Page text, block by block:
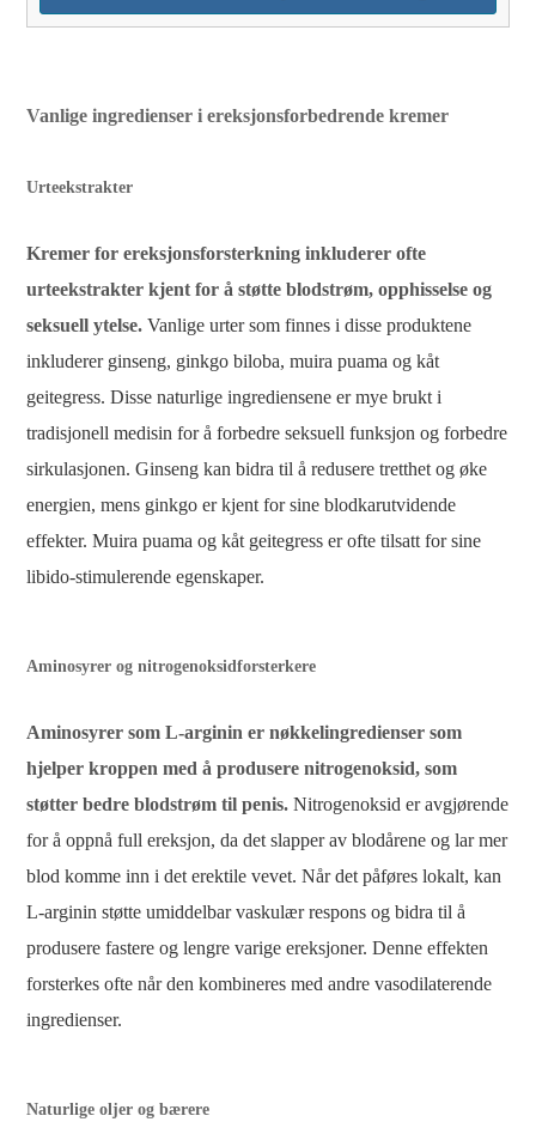
Vanlige ingredienser i ereksjonsforbedrende kremer
Urteekstrakter
Kremer for ereksjonsforsterkning inkluderer ofte
urteekstrakter kjent for å støtte blodstrøm, opphisselse og
seksuell ytelse. Vanlige urter som finnes i disse produktene
inkluderer ginseng, ginkgo biloba, muira puama og kåt
geitegress. Disse naturlige ingrediensene er mye brukt i
tradisjonell medisin for å forbedre seksuell funksjon og forbedre
sirkulasjonen. Ginseng kan bidra til å redusere tretthet og øke
energien, mens ginkgo er kjent for sine blodkarutvidende
effekter. Muira puama og kåt geitegress er ofte tilsatt for sine
libido-stimulerende egenskaper.
Aminosyrer og nitrogenoksidforsterkere
Aminosyrer som L-arginin er nøkkelingredienser som
hjelper kroppen med å produsere nitrogenoksid, som
støtter bedre blodstrøm til penis. Nitrogenoksid er avgjørende
for å oppnå full ereksjon, da det slapper av blodårene og lar mer
blod komme inn i det erektile vevet. Når det påføres lokalt, kan
L-arginin støtte umiddelbar vaskulær respons og bidra til å
produsere fastere og lengre varige ereksjoner. Denne effekten
forsterkes ofte når den kombineres med andre vasodilaterende
ingredienser.
Naturlige oljer og bærere